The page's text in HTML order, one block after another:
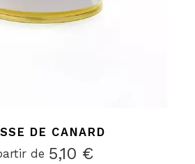
DE CANARD
de 5,10 €